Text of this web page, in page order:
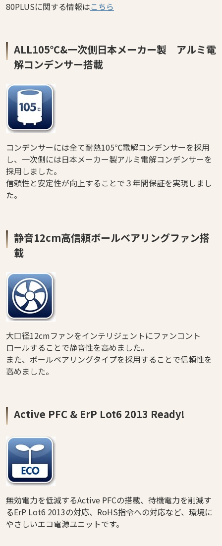
80PLUSに関する情報はこちら
ALL105℃&一次側日本メーカー製 アルミ電
解コンデンサー搭載
コンデンサーには全て耐熱105℃電解コンデンサーを採用
し、一次側には日本メーカー製アルミ電解コンデンサーを
採用しました。
信頼性と安定性が向上することで３年間保証を実現しまし
た。
静音12cm高信頼ボールベアリングファン搭
載
大口径12cmファンをインテリジェントにファンコント
ロールすることで静音性を高めました。
また、ボールベアリングタイプを採用することで信頼性を
高めました。
Active PFC & ErP Lot6 2013 Ready!
無効電力を低減するActive PFCの搭載、待機電力を削減す
るErP Lot6 2013の対応、RoHS指令への対応など、環境に
やさしいエコ電源ユニットです。